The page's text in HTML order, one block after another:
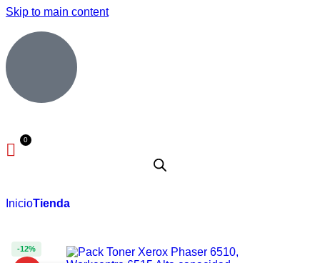
Skip to main content
InicioTienda
-12%